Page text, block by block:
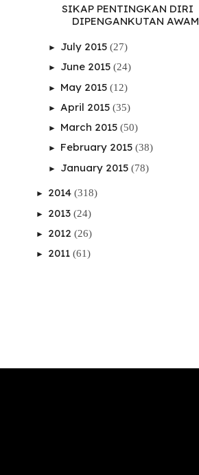
SIKAP PENTINGKAN DIRI
DIPENGANKUTAN AWAM
► July 2015 (27)
► June 2015 (24)
► May 2015 (12)
► April 2015 (35)
► March 2015 (50)
► February 2015 (38)
► January 2015 (78)
► 2014 (318)
► 2013 (24)
► 2012 (26)
► 2011 (61)